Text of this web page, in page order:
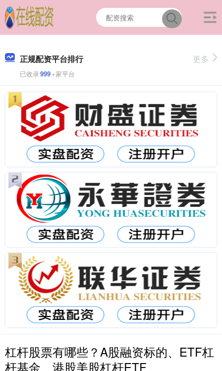
正规配资平台排行
已收录999+家平台
更多
杠杆股票有哪些？A股融资标的、ETF杠
杆基金、港股美股杠杆ETF